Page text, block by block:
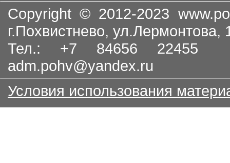
Copyright © 2012-2023
г.Похвистнево, ул.Лермонтова,
Тел.: +7 84656
adm.pohv@yandex.ru
Условия использования